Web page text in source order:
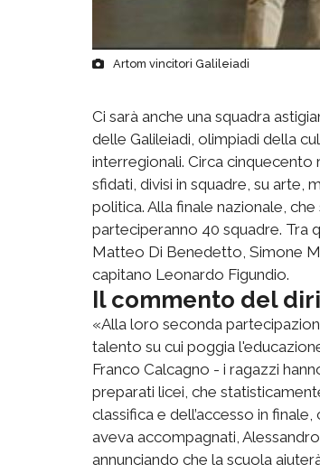
Artom vincitori Galileiadi
Ci sarà anche una squadra
delle Galileiadi, olimpiadi della
interregionali. Circa
sfidati, divisi in squadre, su arte,
politica. Alla finale nazionale,
parteciperanno 40 squadre. Tra
Matteo Di Benedetto, Simone
capitano Leonardo Figundio.
Il commento del
«Alla loro seconda
talento su cui poggia
Franco Calcagno - i ragazzi
preparati licei, che
classifica e dell’accesso in
aveva accompagnati,
annunciando che la scuola